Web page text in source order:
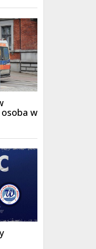
osoba w